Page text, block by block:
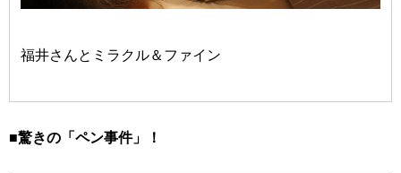
福井さんとミラクル＆ファイン
■驚きの「ペン事件」！